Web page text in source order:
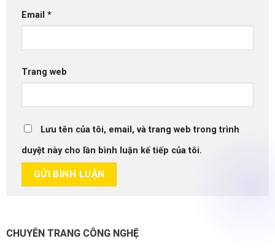
Email *
Trang web
Lưu tên của tôi, email, và trang web trong trình
duyệt này cho lần bình luận kế tiếp của tôi.
CHUYÊN TRANG CÔNG NGHỆ